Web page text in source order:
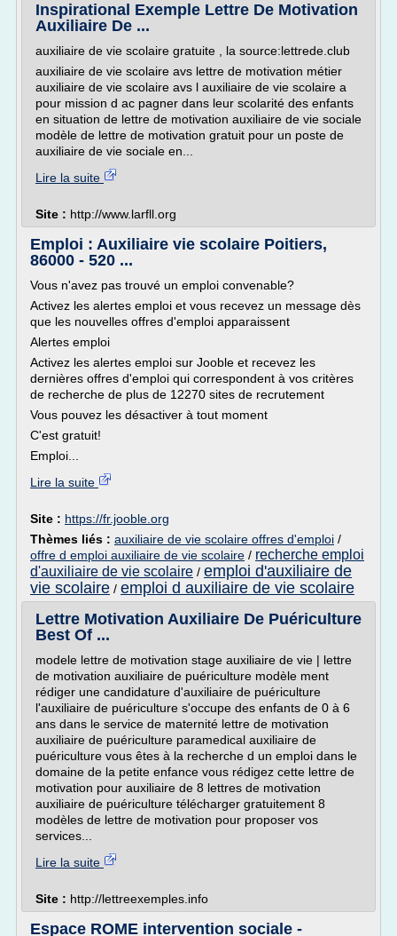
Inspirational Exemple Lettre De Motivation
Auxiliaire De ...
auxiliaire de vie scolaire gratuite , la source:lettrede.club
auxiliaire de vie scolaire avs lettre de motivation métier
auxiliaire de vie scolaire avs l auxiliaire de vie scolaire a
pour mission d ac pagner dans leur scolarité des enfants
en situation de lettre de motivation auxiliaire de vie sociale
modèle de lettre de motivation gratuit pour un poste de
auxiliaire de vie sociale en...
Lire la suite
Site : http://www.larfll.org
Emploi : Auxiliaire vie scolaire Poitiers,
86000 - 520 ...
Vous n'avez pas trouvé un emploi convenable?
Activez les alertes emploi et vous recevez un message dès
que les nouvelles offres d'emploi apparaissent
Alertes emploi
Activez les alertes emploi sur Jooble et recevez les
dernières offres d'emploi qui correspondent à vos critères
de recherche de plus de 12270 sites de recrutement
Vous pouvez les désactiver à tout moment
C'est gratuit!
Emploi...
Lire la suite
Site : https://fr.jooble.org
Thèmes liés : auxiliaire de vie scolaire offres d'emploi /
offre d emploi auxiliaire de vie scolaire / recherche emploi
d'auxiliaire de vie scolaire / emploi d'auxiliaire de
vie scolaire / emploi d auxiliaire de vie scolaire
Lettre Motivation Auxiliaire De Puériculture
Best Of ...
modele lettre de motivation stage auxiliaire de vie | lettre
de motivation auxiliaire de puériculture modèle ment
rédiger une candidature d'auxiliaire de puériculture
l'auxiliaire de puériculture s'occupe des enfants de 0 à 6
ans dans le service de maternité lettre de motivation
auxiliaire de puériculture paramedical auxiliaire de
puériculture vous êtes à la recherche d un emploi dans le
domaine de la petite enfance vous rédigez cette lettre de
motivation pour auxiliaire de 8 lettres de motivation
auxiliaire de puériculture télécharger gratuitement 8
modèles de lettre de motivation pour proposer vos
services...
Lire la suite
Site : http://lettreexemples.info
Espace ROME intervention sociale -